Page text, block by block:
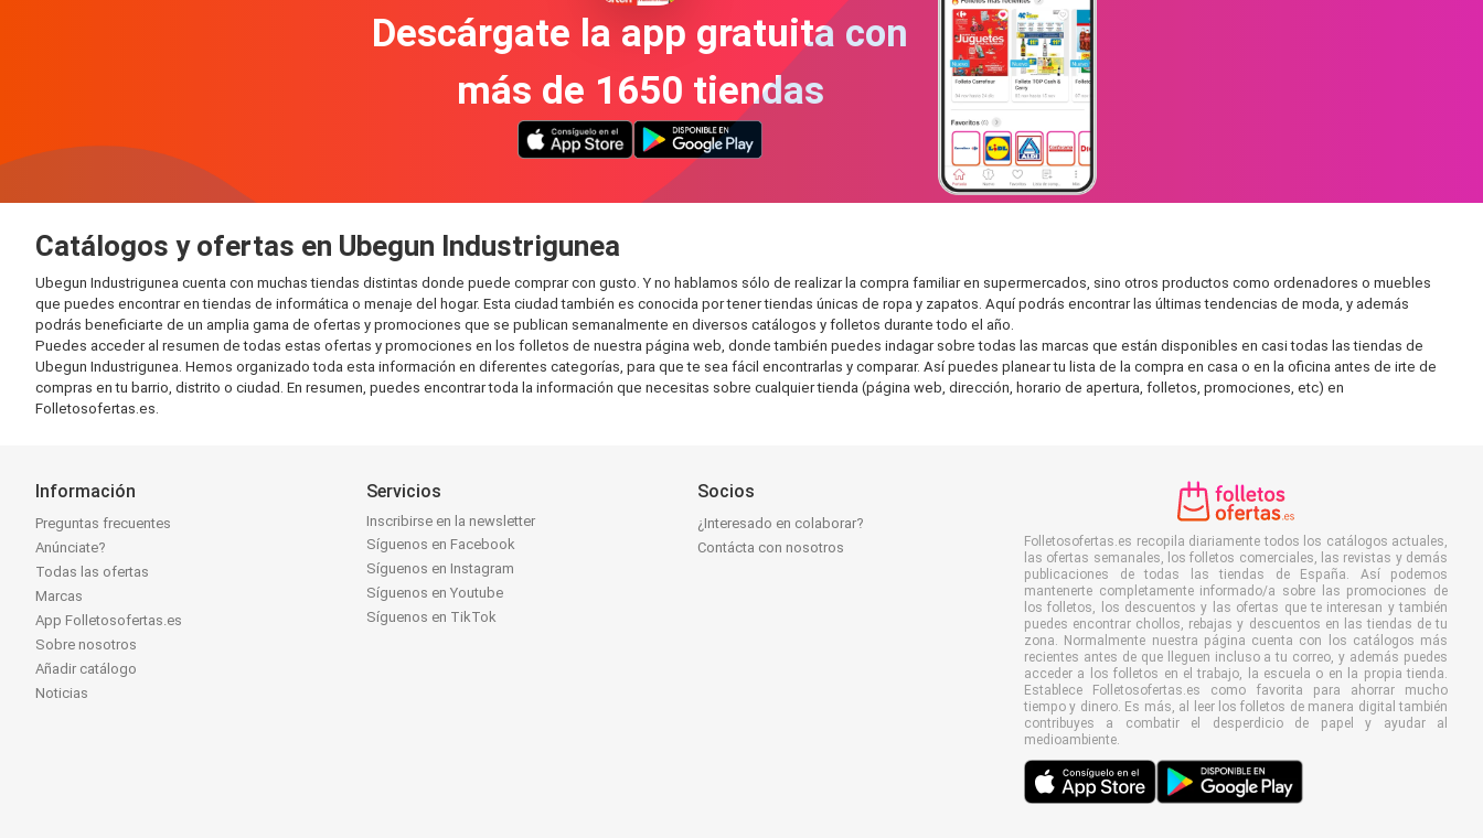
Descárgate la app gratuita con
más de 1650 tiendas
Catálogos y ofertas en Ubegun Industrigunea
Ubegun Industrigunea cuenta con muchas tiendas distintas donde puede comprar con gusto. Y no hablamos sólo de realizar la compra familiar en supermercados, sino otros productos como ordenadores o muebles
que puedes encontrar en tiendas de informática o menaje del hogar. Esta ciudad también es conocida por tener tiendas únicas de ropa y zapatos. Aquí podrás encontrar las últimas tendencias de moda, y además
podrás beneficiarte de un amplia gama de ofertas y promociones que se publican semanalmente en diversos catálogos y folletos durante todo el año.
Puedes acceder al resumen de todas estas ofertas y promociones en los folletos de nuestra página web, donde también puedes indagar sobre todas las marcas que están disponibles en casi todas las tiendas de
Ubegun Industrigunea. Hemos organizado toda esta información en diferentes categorías, para que te sea fácil encontrarlas y comparar. Así puedes planear tu lista de la compra en casa o en la oficina antes de irte de
compras en tu barrio, distrito o ciudad. En resumen, puedes encontrar toda la información que necesitas sobre cualquier tienda (página web, dirección, horario de apertura, folletos, promociones, etc) en
Folletosofertas.es.
Información
Preguntas frecuentes
Anúnciate?
Todas las ofertas
Marcas
App Folletosofertas.es
Sobre nosotros
Añadir catálogo
Noticias
Servicios
Inscribirse en la newsletter
Síguenos en Facebook
Síguenos en Instagram
Síguenos en Youtube
Síguenos en TikTok
Socios
¿Interesado en colaborar?
Contácta con nosotros
Folletosofertas.es recopila diariamente todos los catálogos actuales,
las ofertas semanales, los folletos comerciales, las revistas y demás
publicaciones de todas las tiendas de España. Así podemos
mantenerte completamente informado/a sobre las promociones de
los folletos, los descuentos y las ofertas que te interesan y también
puedes encontrar chollos, rebajas y descuentos en las tiendas de tu
zona. Normalmente nuestra página cuenta con los catálogos más
recientes antes de que lleguen incluso a tu correo, y además puedes
acceder a los folletos en el trabajo, la escuela o en la propia tienda.
Establece Folletosofertas.es como favorita para ahorrar mucho
tiempo y dinero. Es más, al leer los folletos de manera digital también
contribuyes a combatir el desperdicio de papel y ayudar al
medioambiente.